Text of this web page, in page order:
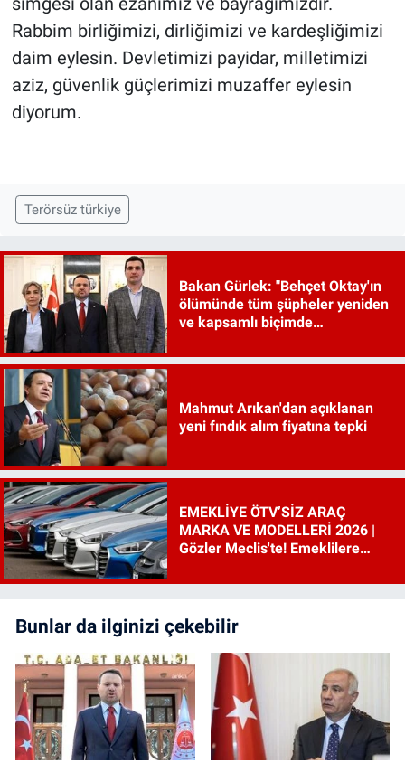
Rabbim birliğimizi, dirliğimizi ve kardeşliğimizi
daim eylesin. Devletimizi payidar, milletimizi
aziz, güvenlik güçlerimizi muzaffer eylesin
diyorum.
Terörsüz türkiye
Bakan Gürlek: "Behçet Oktay'ın
ölümünde tüm şüpheler yeniden
ve kapsamlı biçimde
Mahmut Arıkan'dan açıklanan
yeni fındık alım fiyatına tepki
EMEKLİYE ÖTV’SİZ ARAÇ
MARKA VE MODELLERİ 2026 |
Gözler Meclis'te! Emeklilere
ne?
Bunlar da ilginizi çekebilir